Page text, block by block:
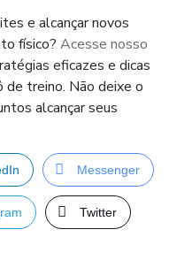
e alcançar novos
físico? Acesse nosso
eficazes e dicas
treino. Não deixe o
alcançar seus
Messenger
Twitter